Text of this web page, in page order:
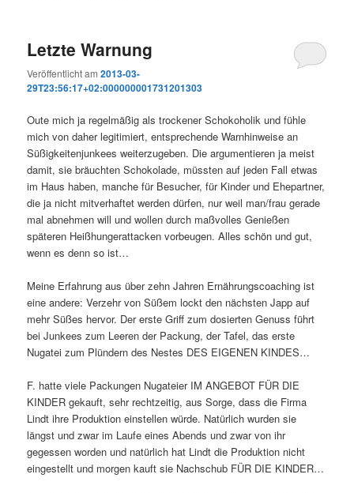
Letzte Warnung
Veröffentlicht am2013-03-
29T23:56:17+02:000000001731201303
Oute mich ja regelmäßig als trockener Schokoholik und fühle
mich von daher legitimiert, entsprechende Warnhinweise an
Süßigkeitenjunkees weiterzugeben. Die argumentieren ja meist
damit, sie bräuchten Schokolade, müssten auf jeden Fall etwas
im Haus haben, manche für Besucher, für Kinder und Ehepartner,
die ja nicht mitverhaftet werden dürfen, nur weil man/frau gerade
mal abnehmen will und wollen durch maßvolles Genießen
späteren Heißhungerattacken vorbeugen. Alles schön und gut,
wenn es denn so ist…
Meine Erfahrung aus über zehn Jahren Ernährungscoaching ist
eine andere: Verzehr von Süßem lockt den nächsten Japp auf
mehr Süßes hervor. Der erste Griff zum dosierten Genuss führt
bei Junkees zum Leeren der Packung, der Tafel, das erste
Nugatei zum Plündern des Nestes DES EIGENEN KINDES…
F. hatte viele Packungen Nugateier IM ANGEBOT FÜR DIE
KINDER gekauft, sehr rechtzeitig, aus Sorge, dass die Firma
Lindt ihre Produktion einstellen würde. Natürlich wurden sie
längst und zwar im Laufe eines Abends und zwar von ihr
gegessen worden und natürlich hat Lindt die Produktion nicht
eingestellt und morgen kauft sie Nachschub FÜR DIE KINDER…